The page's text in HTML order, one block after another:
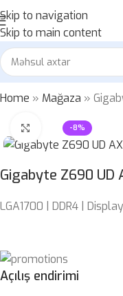
Skip to navigation
Skip to main content
Home » Mağaza »
-8%
Böyütmək üçün
Gigabyte Z690 UD
LGA1700 | DDR4 |
Açılış endirimi